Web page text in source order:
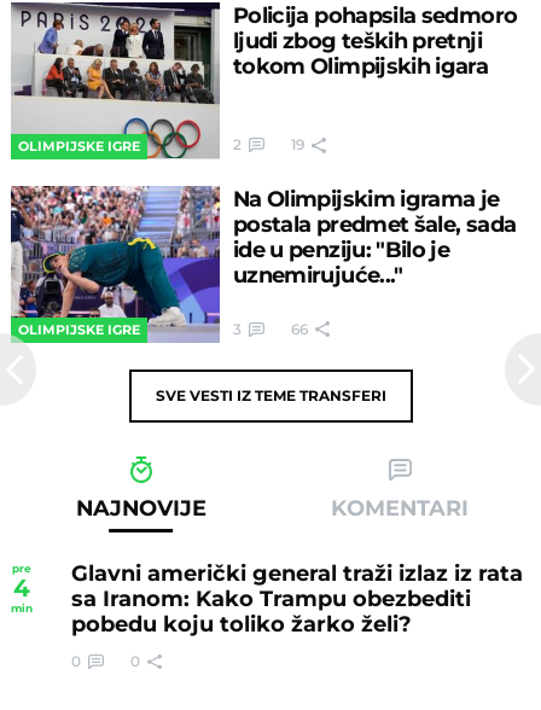
OLIMPIJSKE IGRE
Policija pohapsila sedmoro
ljudi zbog teških pretnji
tokom Olimpijskih igara
2 19
OLIMPIJSKE IGRE
Na Olimpijskim igrama je
postala predmet šale, sada
ide u penziju: "Bilo je
uznemirujuće..."
3 66
SVE VESTI IZ TEME TRANSFERI
NAJNOVIJE KOMENTARI
pre
4
min
Glavni američki general traži izlaz iz rata
sa Iranom: Kako Trampu obezbediti
pobedu koju toliko žarko želi?
0 0